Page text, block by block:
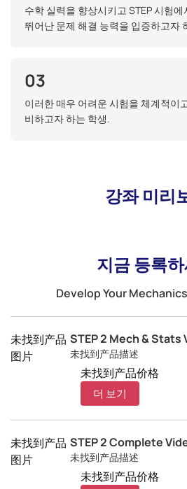
수학 실력을 향상시키고 STEP 시험
뛰어난 문제 해결 능력을 입증하고자
03
이러한 매우 어려운 시험을 체계적이
비하고자 하는 학생.
강좌 미리
지금 등록
Develop Your
未找到产品
图片
STEP 2 Mech &
未找到产品描述
未找到产品价格
더 보기
未找到产品
图片
STEP 2 Complete
未找到产品描述
未找到产品价格